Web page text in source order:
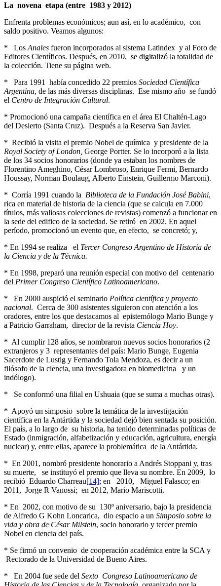
La novena etapa (entre 1983 y 2012)
Enfrenta problemas económicos; aun así, en lo académico, con
saldo positivo. Veamos algunos:
* Los Anales fueron incorporados al sistema Latindex y al Foro de
Editores Científicos. Después, en 2010, se digitalizó la totalidad de
la colección. Tiene su página web.
* Para 1991 había concedido 22 premios Sociedad Científica
Argentina, de las más diversas disciplinas. Ese mismo año se fundó
el Centro de Integración Cultural.
* Promocionó una campaña científica en el área El Chaltén-Lago
del Desierto (Santa Cruz). Después a la Reserva San Javier.
* Recibió la visita el premio Nobel de química y presidente de la
Royal Society of London, George Portter. Se lo incorporó a la lista
de los 34 socios honorarios (donde ya estaban los nombres de
Florentino Ameghino, César Lombroso, Enrique Fermi, Bernardo
Houssay, Norman Boulaug, Alberto Einstein, Guillermo Marconi).
* Corría 1991 cuando la Biblioteca de la Fundación José Babini,
rica en material de historia de la ciencia (que se calcula en 7.000
títulos, más valiosas colecciones de revistas) comenzó a funcionar en
la sede del edifico de la sociedad. Se retiró en 2002. En aquel
período, promocionó un evento que, en efecto, se concretó; y,
* En 1994 se realiza el Tercer Congreso Argentino de Historia de
la Ciencia y de la Técnica.
* En 1998, preparó una reunión especial con motivo del centenario
del Primer Congreso Científico Latinoamericano.
* En 2000 auspició el seminario Política científica y proyecto
nacional. Cerca de 300 asistentes siguieron con atención a los
oradores, entre los que destacamos al epistemólogo Mario Bunge y
a Patricio Garraham, director de la revista Ciencia Hoy.
* Al cumplir 128 años, se nombraron nuevos socios honorarios (2
extranjeros y 3 representantes del país: Mario Bunge, Eugenia
Sacerdote de Lustig y Fernando Tola Mendoza, es decir a un
filósofo de la ciencia, una investigadora en biomedicina y un
indólogo).
* Se conformó una filial en Ushuaia (que se suma a muchas otras).
* Apoyó un simposio sobre la temática de la investigación
científica en la Antártida y la sociedad dejó bien sentada su posición.
El país, a lo largo de su historia, ha tenido determinadas políticas de
Estado (inmigración, alfabetización y educación, agricultura, energía
nuclear) y, entre ellas, aparece la problemática de la Antártida.
* En 2001, nombró presidente honorario a Andrés Stoppani y, tras
su muerte, se instituyó el premio que lleva su nombre. En 2009, lo
recibió Eduardo Charreau[14]; en 2010, Miguel Falasco; en
2011, Jorge R Vanossi; en 2012, Mario Mariscotti.
* En 2002, con motivo de su 130º aniversario, bajo la presidencia
de Alfredo G Kohn Loncarica, dio espacio a un Simposio sobre la
vida y obra de César Milstein, socio honorario y tercer premio
Nobel en ciencia del país.
* Se firmó un convenio de cooperación académica entre la SCA y
Rectorado de la Universidad de Bueno Aires.
* En 2004 fue sede del Sexto Congreso Latinoamericano de